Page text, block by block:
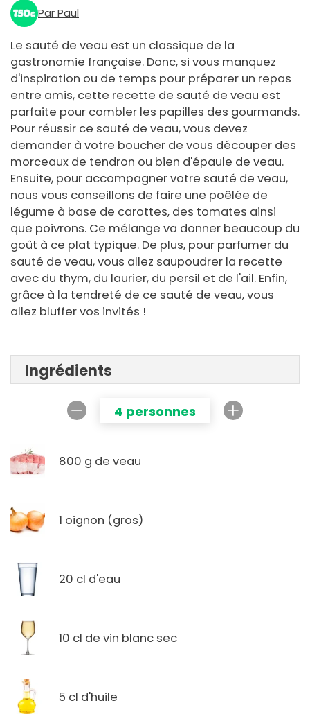
Par Paul
Le sauté de veau est un classique de la
gastronomie française. Donc, si vous manquez
d'inspiration ou de temps pour préparer un repas
entre amis, cette recette de sauté de veau est
parfaite pour combler les papilles des gourmands.
Pour réussir ce sauté de veau, vous devez
demander à votre boucher de vous découper des
morceaux de tendron ou bien d'épaule de veau.
Ensuite, pour accompagner votre sauté de veau,
nous vous conseillons de faire une poêlée de
légume à base de carottes, des tomates ainsi
que poivrons. Ce mélange va donner beaucoup du
goût à ce plat typique. De plus, pour parfumer du
sauté de veau, vous allez saupoudrer la recette
avec du thym, du laurier, du persil et de l'ail. Enfin,
grâce à la tendreté de ce sauté de veau, vous
allez bluffer vos invités !
Ingrédients
4 personnes
800 g de veau
1 oignon (gros)
20 cl d'eau
10 cl de vin blanc sec
5 cl d'huile